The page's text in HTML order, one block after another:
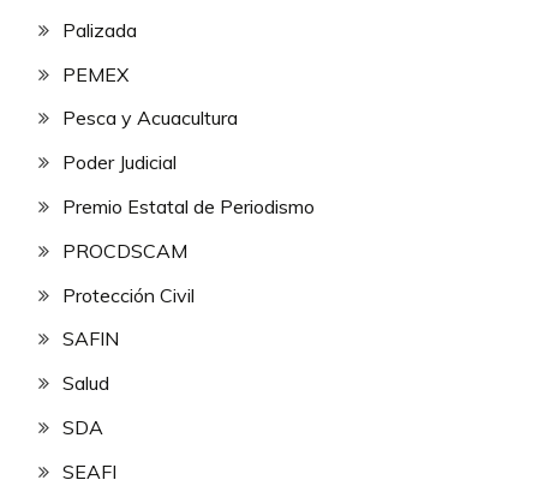
Palizada
PEMEX
Pesca y Acuacultura
Poder Judicial
Premio Estatal de Periodismo
PROCDSCAM
Protección Civil
SAFIN
Salud
SDA
SEAFI